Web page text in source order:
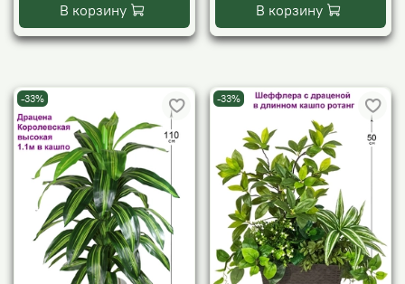
В корзину В корзину
-33% -33%